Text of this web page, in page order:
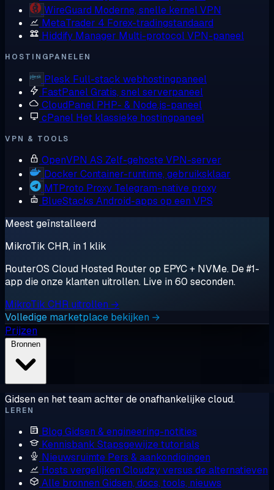
WireGuard Moderne, snelle kernel VPN
MetaTrader 4 Forex-tradingstandaard
Hiddify Manager Multi-protocol VPN-paneel
HOSTINGPANELEN
Plesk Full-stack webhostingpaneel
FastPanelGratis, snel serverpaneel
CloudPanel PHP- & Node.js-paneel
cPanel Het klassieke hostingpaneel
VPN & TOOLS
OpenVPN AS Zelf-gehoste VPN-server
Docker Container-runtime, gebruiksklaar
MTProto Proxy Telegram-native proxy
BlueStacks Android-apps op een VPS
Meest geïnstalleerd
MikroTik CHR, in 1 klik
RouterOS Cloud Hosted Router op EPYC + NVMe. De #1-
app die onze klanten uitrollen. Live in 60 seconden.
MikroTik CHR uitrollen →
Volledige marketplace bekijken →
Prijzen
Gidsen en het team achter de onafhankelijke cloud.
LEREN
Blog Gidsen & engineering-notities
Kennisbank Stapsgewijze tutorials
Nieuwsruimte Pers & aankondigingen
Hosts vergelijken Cloudzy versus de alternatieven
Alle bronnen Gidsen, docs, tools, nieuws